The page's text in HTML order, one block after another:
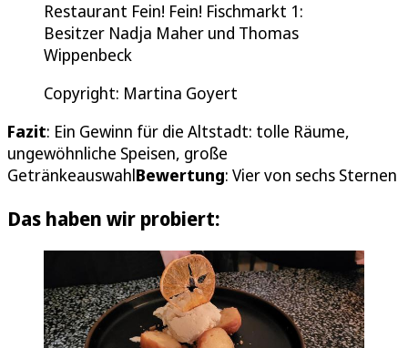
Restaurant Fein! Fein! Fischmarkt 1:
Besitzer Nadja Maher und Thomas
Wippenbeck
Copyright: Martina Goyert
Fazit: Ein Gewinn für die Altstadt: tolle Räume,
ungewöhnliche Speisen, große
GetränkeauswahlBewertung: Vier von sechs Sternen
Das haben wir probiert: